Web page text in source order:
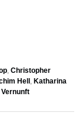
, Christopher
Hell , Katharina